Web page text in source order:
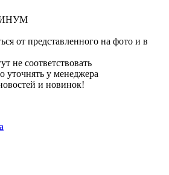
от представленного на фото и в
не соответствовать
уточнять у менеджера
и новинок!